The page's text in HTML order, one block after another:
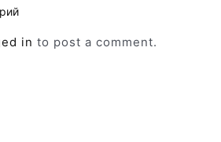
in to post a comment.